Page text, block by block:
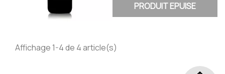
PRODUIT EPUISE
Affichage 1-4 de 4 article(s)